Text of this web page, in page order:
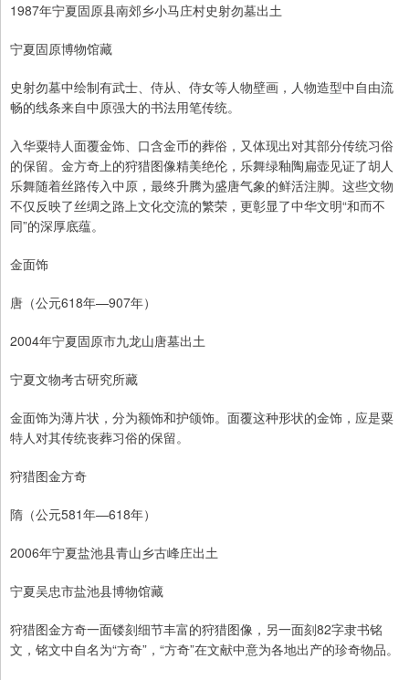
1987年宁夏固原县南郊乡小马庄村史射勿墓出土
宁夏固原博物馆藏
史射勿墓中绘制有武士、侍从、侍女等人物壁画，人物造型中自由流
畅的线条来自中原强大的书法用笔传统。
入华粟特人面覆金饰、口含金币的葬俗，又体现出对其部分传统习俗
的保留。金方奇上的狩猎图像精美绝伦，乐舞绿釉陶扁壶见证了胡人
乐舞随着丝路传入中原，最终升腾为盛唐气象的鲜活注脚。这些文物
不仅反映了丝绸之路上文化交流的繁荣，更彰显了中华文明“和而不
同”的深厚底蕴。
金面饰
唐（公元618年—907年）
2004年宁夏固原市九龙山唐墓出土
宁夏文物考古研究所藏
金面饰为薄片状，分为额饰和护颌饰。面覆这种形状的金饰，应是粟
特人对其传统丧葬习俗的保留。
狩猎图金方奇
隋（公元581年—618年）
2006年宁夏盐池县青山乡古峰庄出土
宁夏吴忠市盐池县博物馆藏
狩猎图金方奇一面镂刻细节丰富的狩猎图像，另一面刻82字隶书铭
文，铭文中自名为“方奇”，“方奇”在文献中意为各地出产的珍奇物品。